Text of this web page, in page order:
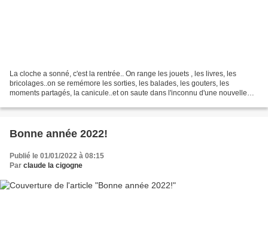
La cloche a sonné, c'est la rentrée.. On range les jouets , les livres, les
bricolages..on se remémore les sorties, les balades, les gouters, les
moments partagés, la canicule..et on saute dans l'inconnu d'une nouvelle
Bonne année 2022!
Publié le 01/01/2022 à 08:15
Par claude la cigogne